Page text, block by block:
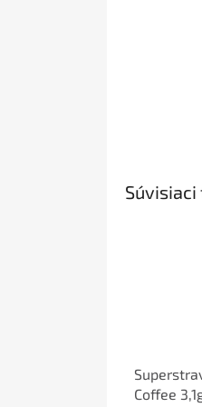
Coffee